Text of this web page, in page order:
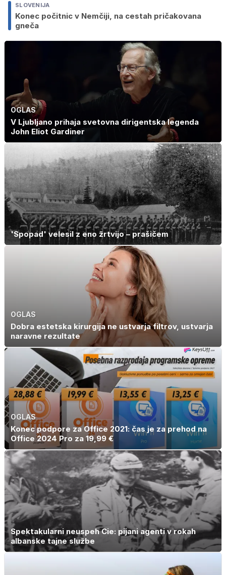
SLOVENIJA
Konec počitnic v Nemčiji, na cestah pričakovana
gneča
OGLAS
V Ljubljano prihaja svetovna dirigentska legenda
John Eliot Gardiner
'Spopad' velesil z eno žrtvijo – prašičem
OGLAS
Dobra estetska kirurgija ne ustvarja filtrov, ustvarja
naravne rezultate
OGLAS
Konec podpore za Office 2021: čas je za prehod na
Office 2024 Pro za 19,99 €
Spektakularni neuspeh Cie: pijani agenti v rokah
albanske tajne službe